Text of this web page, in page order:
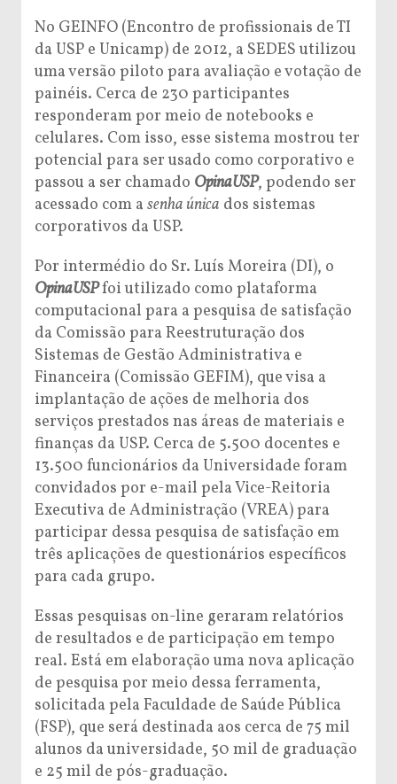
No GEINFO (Encontro de profissionais de TI
da USP e Unicamp) de 2012, a SEDES utilizou
uma versão piloto para avaliação e votação de
painéis. Cerca de 230 participantes
responderam por meio de notebooks e
celulares. Com isso, esse sistema mostrou ter
potencial para ser usado como corporativo e
passou a ser chamado OpinaUSP, podendo ser
acessado com a senha única dos sistemas
corporativos da USP.
Por intermédio do Sr. Luís Moreira (DI), o
OpinaUSPfoi utilizado como plataforma
computacional para a pesquisa de satisfação
da Comissão para Reestruturação dos
Sistemas de Gestão Administrativa e
Financeira (Comissão GEFIM), que visa a
implantação de ações de melhoria dos
serviços prestados nas áreas de materiais e
finanças da USP. Cerca de 5.500 docentes e
13.500 funcionários da Universidade foram
convidados por e-mail pela Vice-Reitoria
Executiva de Administração (VREA) para
participar dessa pesquisa de satisfação em
três aplicações de questionários específicos
para cada grupo.
Essas pesquisas on-line geraram relatórios
de resultados e de participação em tempo
real. Está em elaboração uma nova aplicação
de pesquisa por meio dessa ferramenta,
solicitada pela Faculdade de Saúde Pública
(FSP), que será destinada aos cerca de 75 mil
alunos da universidade, 50 mil de graduação
e 25 mil de pós-graduação.